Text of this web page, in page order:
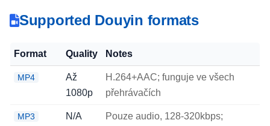
Supported Douyin formats
Format Quality Notes
MP4
Až
1080p
H.264+AAC; funguje ve všech
přehrávačích
MP3 N/A
Pouze audio, 128-320kbps;